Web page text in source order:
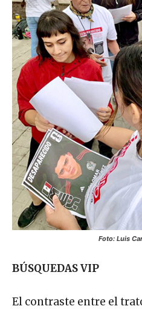
Foto: Luis
BÚSQUEDAS VIP
El contraste entre el